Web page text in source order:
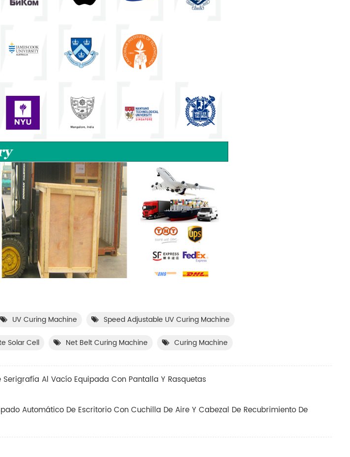
UV Curing Machine Speed Adjustable UV Curing Machine
Solar Cell Net Belt Curing Machine Curing Machine
Serigrafía Al Vacío Equipada Con Pantalla Y Rasquetas
Automático De Escritorio Con Cuchilla De Aire Y Cabezal De Recubrimiento De